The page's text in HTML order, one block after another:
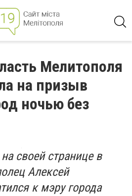
Мелитополя
на призыв
ночью без
своей странице в
Алексей
к мэру города